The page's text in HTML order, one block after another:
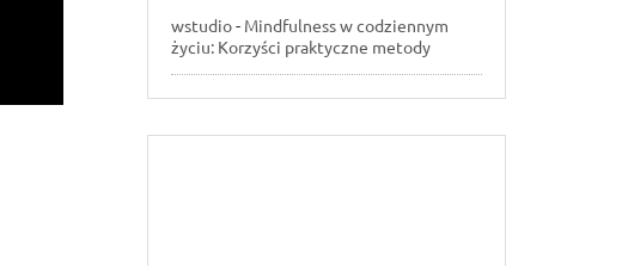
wstudio- Mindfulness w codziennym
życiu: Korzyści praktyczne metody